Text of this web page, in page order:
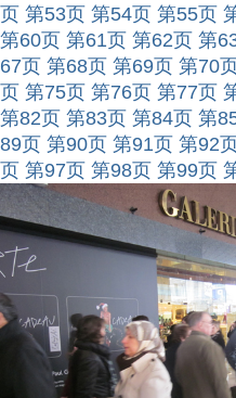
页 第53页 第54页 第55页
第60页 第61页 第62页 第
67页 第68页 第69页 第70
页 第75页 第76页 第77页
第82页 第83页 第84页 第
89页 第90页 第91页 第92
页 第97页 第98页 第99页